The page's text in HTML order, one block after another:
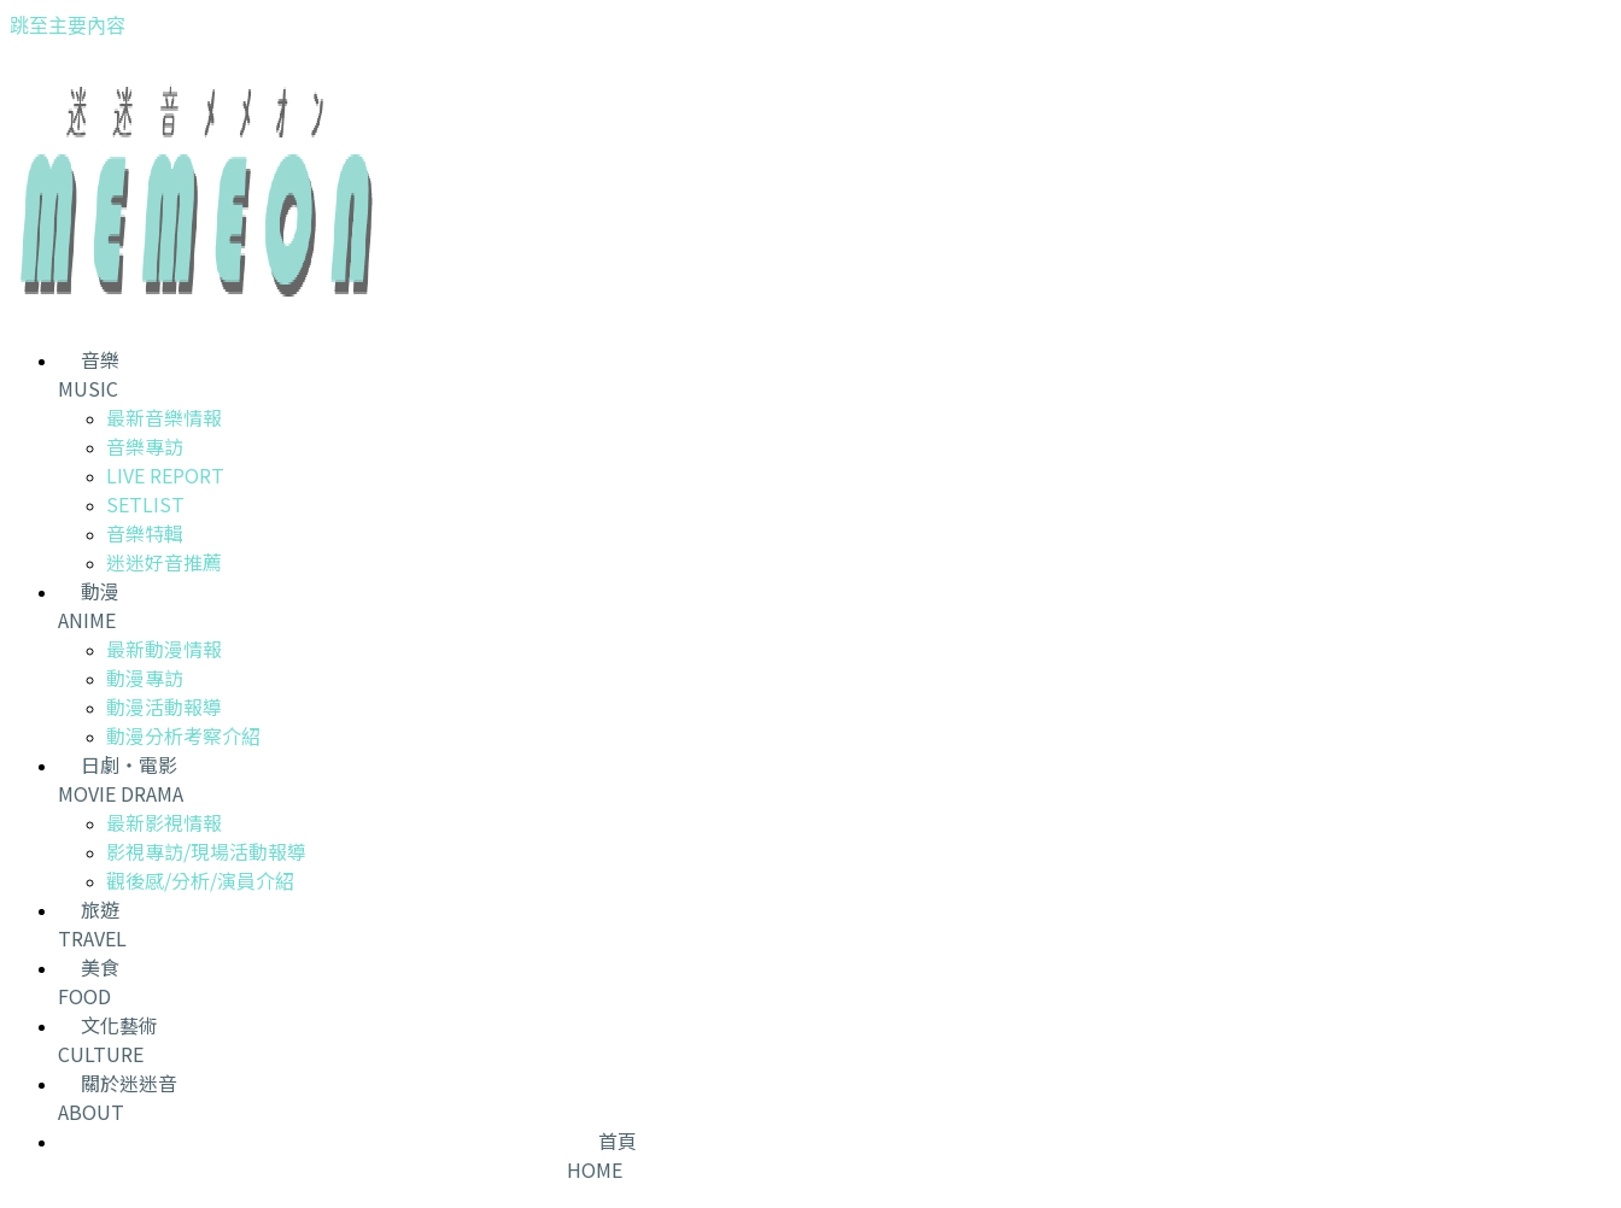
跳至主要內容
音樂
MUSIC
最新音樂情報
音樂專訪
LIVE REPORT
SETLIST
音樂特輯
迷迷好音推薦
動漫
ANIME
最新動漫情報
動漫專訪
動漫活動報導
動漫分析考察介紹
日劇・電影
MOVIE DRAMA
最新影視情報
影視專訪/現場活動報導
觀後感/分析/演員介紹
旅遊
TRAVEL
美食
FOOD
文化藝術
CULTURE
關於迷迷音
ABOUT
首頁
HOME